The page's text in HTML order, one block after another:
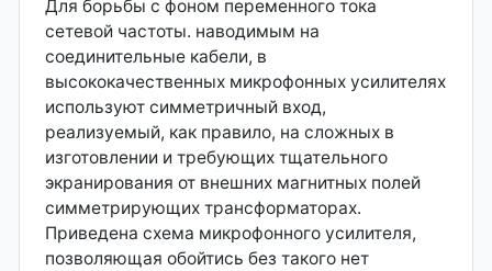
Для борьбы с фоном переменного тока
сетевой частоты. наводимым на
соединительные кабели, в
высококачественных микрофонных усилителях
используют симметричный вход,
реализуемый, как правило, на сложных в
изготовлении и требующих тщательного
экранирования от внешних магнитных полей
симметрирующих трансформаторах.
Приведена схема микрофонного усилителя,
позволяющая обойтись без такого нет